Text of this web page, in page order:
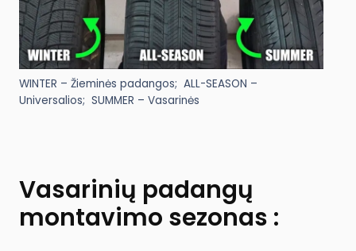
WINTER – Žieminės padangos; ALL-SEASON –
Universalios; SUMMER – Vasarinės
Vasarinių padangų
montavimo sezonas :